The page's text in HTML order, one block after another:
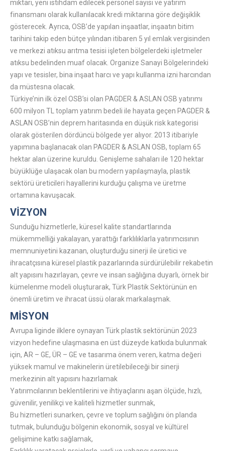
miktarı, yeni istihdam edilecek personel sayısı ve yatırım
finansmanı olarak kullanılacak kredi miktarına göre değişiklik
gösterecek. Ayrıca, OSB’de yapılan inşaatlar, inşaatın bitim
tarihini takip eden bütçe yılından itibaren 5 yıl emlak vergisinden
ve merkezi atıksu arıtma tesisi işleten bölgelerdeki işletmeler
atıksu bedelinden muaf olacak. Organize Sanayi Bölgelerindeki
yapı ve tesisler, bina inşaat harcı ve yapı kullanma izni harcından
da müstesna olacak.
Türkiye’nin ilk özel OSB’si olan PAGDER & ASLAN OSB yatırımı
600 milyon TL toplam yatırım bedeli ile hayata geçen PAGDER &
ASLAN OSB’nin deprem haritasında en düşük risk kategorisi
olarak gösterilen dördüncü bölgede yer alıyor. 2013 itibariyle
yapımına başlanacak olan PAGDER & ASLAN OSB, toplam 65
hektar alan üzerine kuruldu. Genişleme sahaları ile 120 hektar
büyüklüğe ulaşacak olan bu modern yapılaşmayla, plastik
sektörü üreticileri hayallerini kurduğu çalışma ve üretme
ortamına kavuşacak.
VİZYON
Sunduğu hizmetlerle, küresel kalite standartlarında
mükemmelliği yakalayan, yarattığı farklılıklarla yatırımcısının
memnuniyetini kazanan, oluşturduğu sinerji ile üretici ve
ihracatçısına küresel plastik pazarlarında sürdürülebilir rekabetin
alt yapısını hazırlayan, çevre ve insan sağlığına duyarlı, örnek bir
kümelenme modeli oluşturarak, Türk Plastik Sektörünün en
önemli üretim ve ihracat üssü olarak markalaşmak.
MİSYON
Avrupa liginde ilklere oynayan Türk plastik sektörünün 2023
vizyon hedefine ulaşmasına en üst düzeyde katkıda bulunmak
için, AR – GE, ÜR – GE ve tasarıma önem veren, katma değeri
yüksek mamul ve makinelerin üretilebileceği bir sinerji
merkezinin alt yapısını hazırlamak
Yatırımcılarının beklentilerini ve ihtiyaçlarını aşan ölçüde, hızlı,
güvenilir, yenilikçi ve kaliteli hizmetler sunmak,
Bu hizmetleri sunarken, çevre ve toplum sağlığını ön planda
tutmak, bulunduğu bölgenin ekonomik, sosyal ve kültürel
gelişimine katkı sağlamak,